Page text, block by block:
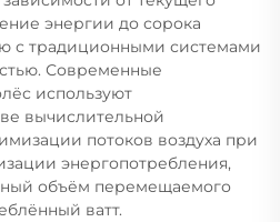
энергии до сорока
с традиционными системами
Современные
используют
вычислительной
потоков воздуха при
энергопотребления,
объём перемещаемого
ватт.